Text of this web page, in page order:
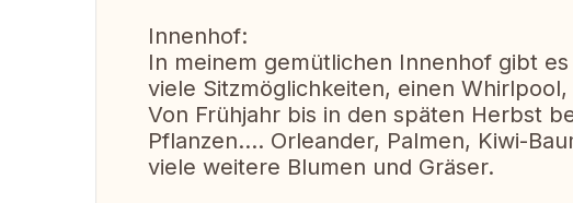
Innenhof:
In meinem gemütlichen Innenhof gibt
viele Sitzmöglichkeiten, einen
Von Frühjahr bis in den späten Herbst
Pflanzen.... Orleander, Palmen, Kiwi-
viele weitere Blumen und Gräser.